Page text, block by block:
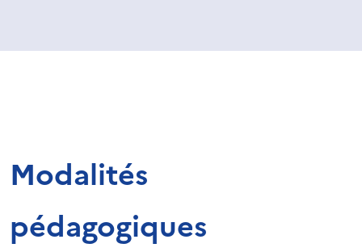
Modalités
pédagogiques